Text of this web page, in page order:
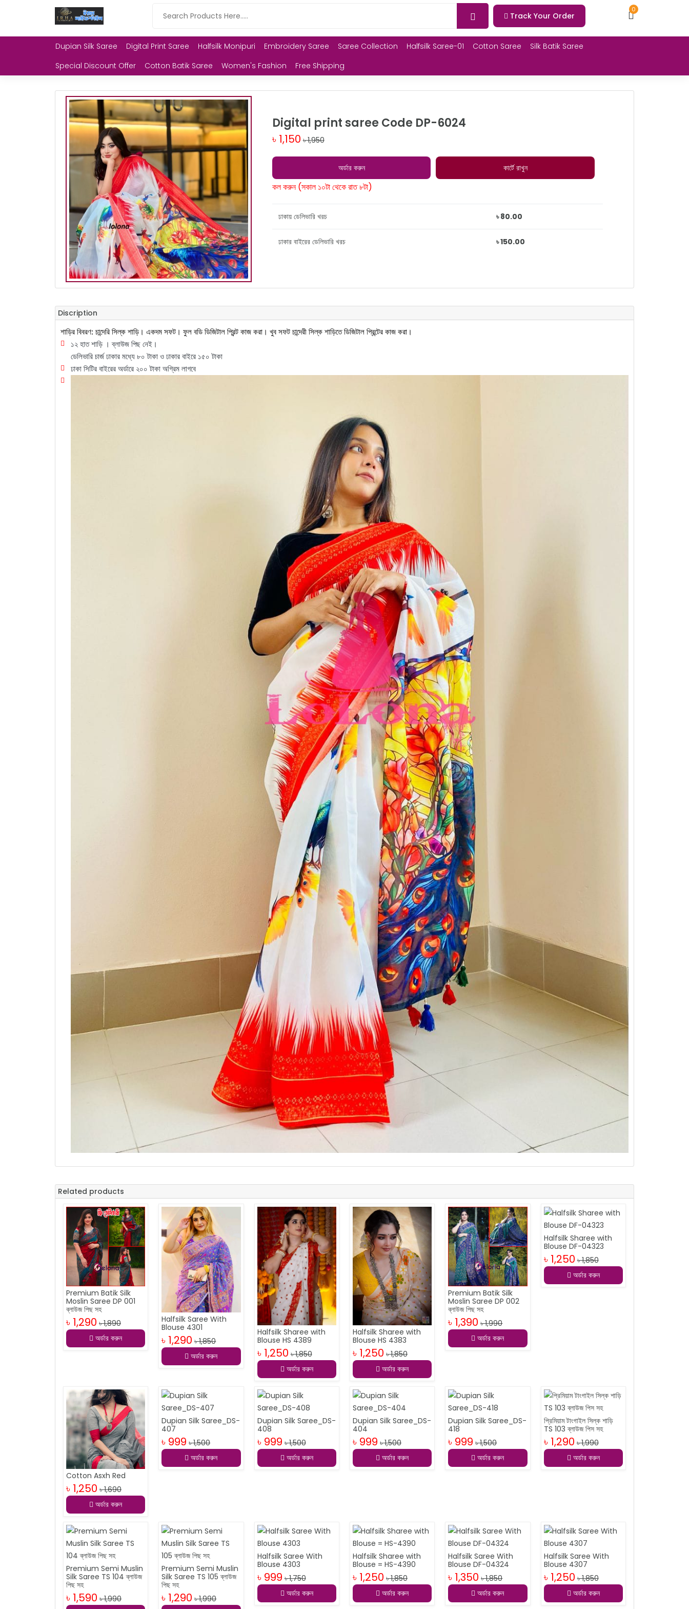
Track Your Order
0
Dupian Silk Saree Digital Print Saree Halfsilk Monipuri Embroidery Saree Saree Collection Halfsilk Saree-01 Cotton Saree
Silk Batik Saree
Special Discount Offer
Cotton Batik Saree Women's Fashion Free Shipping
Digital print saree Code DP-6024
৳ 1,150 ৳ 1,950
অর্ডার করুন কার্টে রাখুন
কল করুন (সকাল ১০টা থেকে রাত ৮টা)
ঢাকায় ডেলিভারি খরচ ৳ 80.00
ঢাকার বাইরের ডেলিভারি খরচ ৳ 150.00
Discription
শাড়ির বিবরণ: চান্দেরি সিল্ক শাড়ি। একদম সফট। ফুল বডি ডিজিটাল প্রিন্ট কাজ করা। খুব সফট চান্দেরী সিল্ক শাড়িতে ডিজিটাল প্রিন্টের কাজ করা।
১২ হাত শাড়ি । ব্লাউজ পিছ নেই।
ডেলিভারি চার্জ ঢাকার মধ্যে ৮০ টাকা ও ঢাকার বাইরে ১৫০ টাকা
ঢাকা সিটির বাইরের অর্ডারে ২০০ টাকা অগ্রিম লাগবে
Related products
Premium Batik Silk
Moslin Saree DP 001
ব্লাউজ পিছ সহ
৳ 1,290 ৳ 1,890
অর্ডার করুন
Halfsilk Saree With
Blouse 4301
৳ 1,290 ৳ 1,850
অর্ডার করুন
Halfsilk Sharee with
Blouse HS 4389
৳ 1,250 ৳ 1,850
অর্ডার করুন
Halfsilk Sharee with
Blouse HS 4383
৳ 1,250 ৳ 1,850
অর্ডার করুন
Premium Batik Silk
Moslin Saree DP 002
ব্লাউজ পিছ সহ
৳ 1,390 ৳ 1,990
অর্ডার করুন
Halfsilk Sharee with
Blouse DF-04323
৳ 1,250 ৳ 1,850
অর্ডার করুন
Cotton Asxh Red
৳ 1,250 ৳ 1,690
অর্ডার করুন
Dupian Silk Saree_DS-
407
৳ 999 ৳ 1,500
অর্ডার করুন
Dupian Silk Saree_DS-
408
৳ 999 ৳ 1,500
অর্ডার করুন
Dupian Silk Saree_DS-
404
৳ 999 ৳ 1,500
অর্ডার করুন
Dupian Silk Saree_DS-
418
৳ 999 ৳ 1,500
অর্ডার করুন
প্রিমিয়াম টাংগাইল সিল্ক শাড়ি
TS 103 ব্লাউজ পিস সহ
৳ 1,290 ৳ 1,990
অর্ডার করুন
Premium Semi Muslin
Silk Saree TS 104 ব্লাউজ
পিছ সহ
৳ 1,590 ৳ 1,990
Premium Semi Muslin
Silk Saree TS 105 ব্লাউজ
পিছ সহ
৳ 1,290 ৳ 1,990
Halfsilk Saree With
Blouse 4303
৳ 999 ৳ 1,750
অর্ডার করুন
Halfsilk Sharee with
Blouse = HS-4390
৳ 1,250 ৳ 1,850
অর্ডার করুন
Halfsilk Saree With
Blouse DF-04324
৳ 1,350 ৳ 1,850
অর্ডার করুন
Halfsilk Saree With
Blouse 4307
৳ 1,250 ৳ 1,850
অর্ডার করুন